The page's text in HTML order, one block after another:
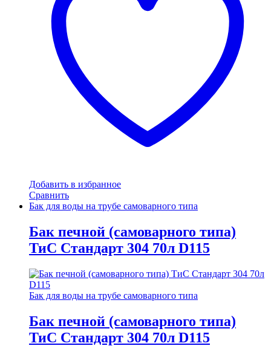
Добавить в избранное
Сравнить
Бак для воды на трубе самоварного типа
Бак печной (самоварного типа)
ТиС Стандарт 304 70л D115
Бак для воды на трубе самоварного типа
Бак печной (самоварного типа)
ТиС Стандарт 304 70л D115